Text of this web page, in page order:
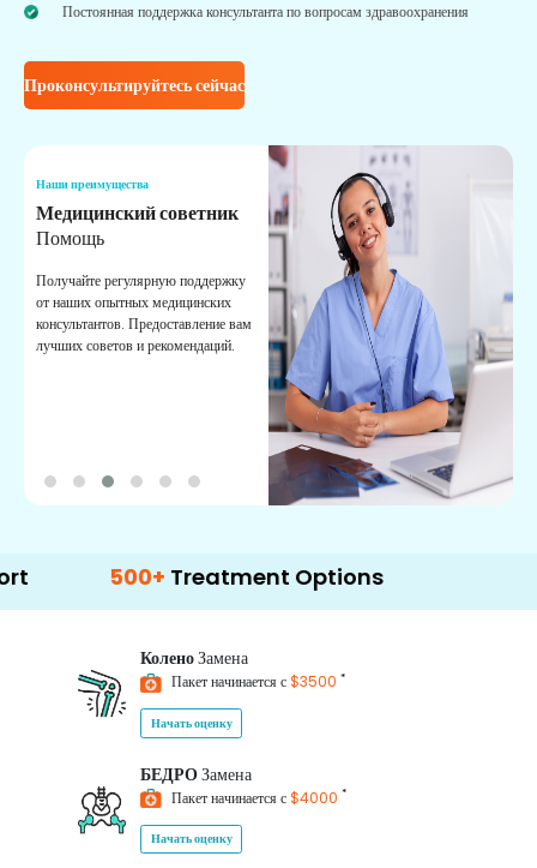
Постоянная поддержка консультанта по вопросам здравоохранения
Проконсультируйтесь сейчас
Наши преимущества
Медицинский советник
Помощь
Получайте регулярную поддержку
от наших опытных медицинских
консультантов. Предоставление вам
лучших советов и рекомендаций.
500+ Treatment Options
КоленоЗамена
Пакет начинается с$3500 *
Начать оценку
БЕДРОЗамена
Пакет начинается с$4000 *
Начать оценку